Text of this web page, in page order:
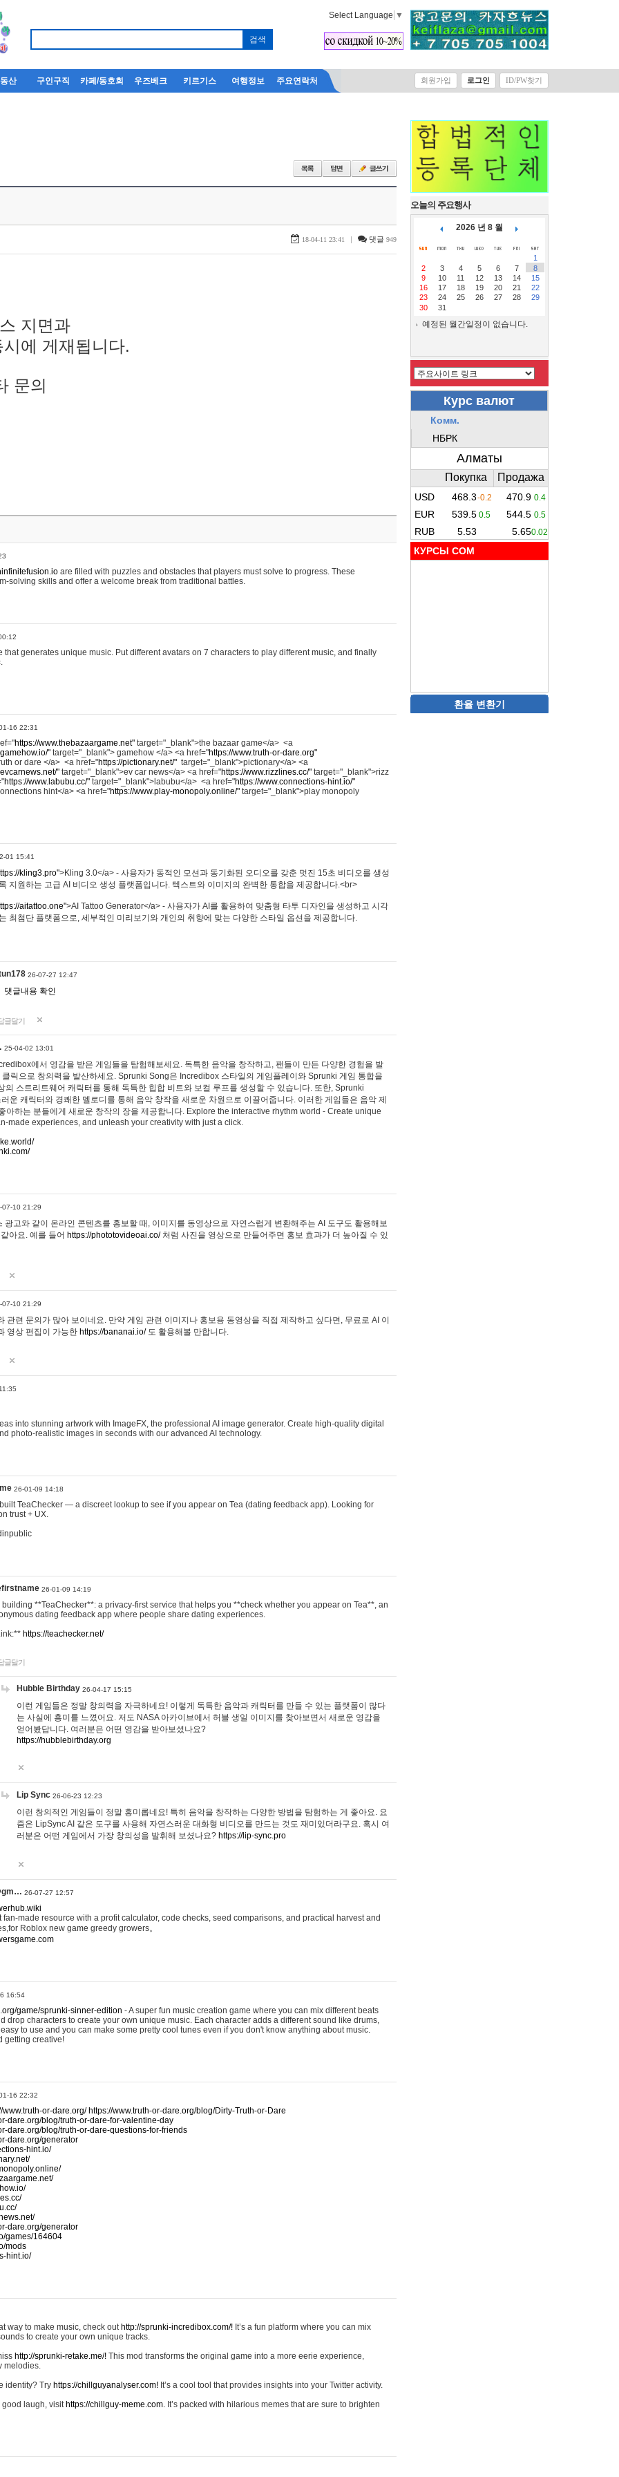
Select Language ▼
산 구인구직 카페/동호회 우즈베크 키르기스 여행정보 주요연락처 회원가입 로그인 ID/PW찾기
18-04-11 23:41 | 댓글 949
지면과
에 게재됩니다.
문의
are filled with puzzles and obstacles that players must solve to progress. These
solving skills and offer a welcome break from traditional battles.
that generates unique music. Put different avatars on 7 characters to play different music, and finally
16 22:31
https://www.thebazaargame.net" target="_blank">the bazaar game</a> <a
" target="_blank"> gamehow </a> <a href="https://www.truth-or-dare.org"
or dare </a> <a href="https://pictionary.net/" target="_blank">pictionary</a> <a
" target="_blank">ev car news</a> <a href="https://www.rizzlines.cc/" target="_blank">rizz
https://www.labubu.cc/" target="_blank">labubu</a> <a href="https://www.connections-hint.io/"
hint</a> <a href="https://www.play-monopoly.online/" target="_blank">play monopoly
01 15:41
kling3.pro">Kling 3.0</a> - 사용자가 동적인 모션과 동기화된 오디오를 갖춘 멋진 15초 비디오를 생성
지원하는 고급 AI 비디오 생성 플랫폼입니다. 텍스트와 이미지의 완벽한 통합을 제공합니다.<br>
aitattoo.one">AI Tattoo Generator</a> - 사용자가 AI를 활용하여 맞춤형 타투 디자인을 생성하고 시각
최첨단 플랫폼으로, 세부적인 미리보기와 개인의 취향에 맞는 다양한 스타일 옵션을 제공합니다.
26-07-27 12:47
댓글내용 확인
글달기
25-04-02 13:01
에서 영감을 받은 게임들을 탐험해보세요. 독특한 음악을 창작하고, 팬들이 만든 다양한 경험을 발
클릭으로 창의력을 발산하세요. Sprunki Song은 Incredibox 스타일의 게임플레이와 Sprunki 게임 통합을
의 스트리트웨어 캐릭터를 통해 독특한 힙합 비트와 보컬 루프를 생성할 수 있습니다. 또한, Sprunki
운 캐릭터와 경쾌한 멜로디를 통해 음악 창작을 새로운 차원으로 이끌어줍니다. 이러한 게임들은 음악 제
아하는 분들에게 새로운 창작의 장을 제공합니다. Explore the interactive rhythm world - Create unique
made experiences, and unleash your creativity with just a click.
07-10 21:29
광고와 같이 온라인 콘텐츠를 홍보할 때, 이미지를 동영상으로 자연스럽게 변환해주는 AI 도구도 활용해보
아요. 예를 들어 https://phototovideoai.co/처럼 사진을 영상으로 만들어주면 홍보 효과가 더 높아질 수 있
07-10 21:29
관련 문의가 많아 보이네요. 만약 게임 관련 이미지나 홍보용 동영상을 직접 제작하고 싶다면, 무료로 AI 이
영상 편집이 가능한 https://bananai.io/도 활용해볼 만합니다.
into stunning artwork with ImageFX, the professional AI image generator. Create high-quality digital
photo-realistic images in seconds with our advanced AI technology.
26-01-09 14:18
TeaChecker — a discreet lookup to see if you appear on Tea (dating feedback app). Looking for
trust + UX.
26-01-09 14:19
building **TeaChecker**: a privacy-first service that helps you **check whether you appear on Tea**, an
dating feedback app where people share dating experiences.
https://teachecker.net/
글달기
Hubble Birthday 26-04-17 15:15
이런 게임들은 정말 창의력을 자극하네요! 이렇게 독특한 음악과 캐릭터를 만들 수 있는 플랫폼이 많다
는 사실에 흥미를 느꼈어요. 저도 NASA 아카이브에서 허블 생일 이미지를 찾아보면서 새로운 영감을
얻어봤답니다. 여러분은 어떤 영감을 받아보셨나요?
https://hubblebirthday.org
Lip Sync 26-06-23 12:23
이런 창의적인 게임들이 정말 흥미롭네요! 특히 음악을 창작하는 다양한 방법을 탐험하는 게 좋아요. 요
즘은 LipSync AI 같은 도구를 사용해 자연스러운 대화형 비디오를 만드는 것도 재미있더라구요. 혹시 여
러분은 어떤 게임에서 가장 창의성을 발휘해 보셨나요? https://lip-sync.pro
26-07-27 12:57
made resource with a profit calculator, code checks, seed comparisons, and practical harvest and
Roblox new game greedy growers。
16:54
game/sprunki-sinner-edition - A super fun music creation game where you can mix different beats
drop characters to create your own unique music. Each character adds a different sound like drums,
to use and you can make some pretty cool tunes even if you don't know anything about music.
getting creative!
16 22:32
www.truth-or-dare.org/ https://www.truth-or-dare.org/blog/Dirty-Truth-or-Dare
dare.org/blog/truth-or-dare-for-valentine-day
dare.org/blog/truth-or-dare-questions-for-friends
dare.org/generator
hint.io/
dare.org/generator
games/164604
mods
hint.io/
way to make music, check out http://sprunki-incredibox.com/! It’s a fun platform where you can mix
to create your own unique tracks.
http://sprunki-retake.me/! This mod transforms the original game into a more eerie experience,
melodies.
identity? Try https://chillguyanalyser.com! It’s a cool tool that provides insights into your Twitter activity.
good laugh, visit https://chillguy-meme.com. It’s packed with hilarious memes that are sure to brighten
오늘의 주요행사
2026 년 8 월
1
2
3 4 5 6 7
8
9
10 11 12 13 14
15
16
17 18 19 20 21
22
23
24 25 26 27 28
29
30
31
예정된 월간일정이 없습니다.
КУРСЫ COM
환율 변환기